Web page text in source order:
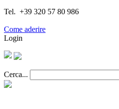
Tel. +39 320 57 80 986
Come aderire
Login
Cerca...